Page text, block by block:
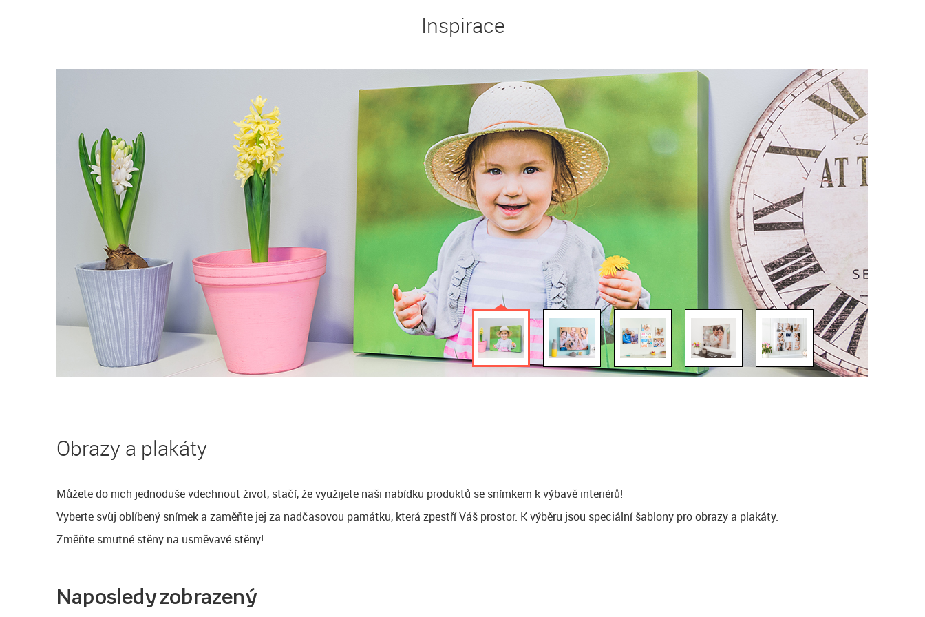
Inspirace
Obrazy a plakáty
Můžete do nich jednoduše vdechnout život, stačí, že využijete naši nabídku produktů se snímkem k výbavě interiérů!
Vyberte svůj oblíbený snímek a zaměňte jej za nadčasovou památku, která zpestří Váš prostor. K výběru jsou speciální šablony pro obrazy a plakáty.
Změňte smutné stěny na usměvavé stěny!
Naposledy zobrazený